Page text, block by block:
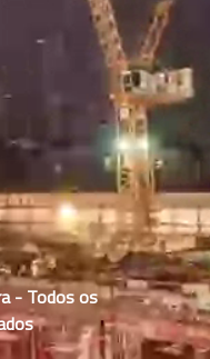
- Todos os